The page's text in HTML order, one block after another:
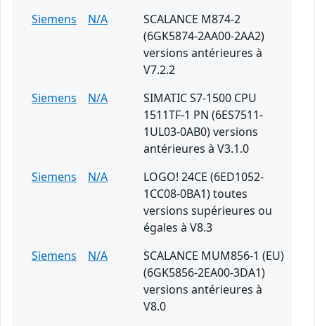
Siemens
N/A
SCALANCE M874-2
(6GK5874-2AA00-2AA2)
versions antérieures à
V7.2.2
Siemens
N/A
SIMATIC S7-1500 CPU
1511TF-1 PN (6ES7511-
1UL03-0AB0) versions
antérieures à V3.1.0
Siemens
N/A
LOGO! 24CE (6ED1052-
1CC08-0BA1) toutes
versions supérieures ou
égales à V8.3
Siemens
N/A
SCALANCE MUM856-1 (EU)
(6GK5856-2EA00-3DA1)
versions antérieures à
V8.0